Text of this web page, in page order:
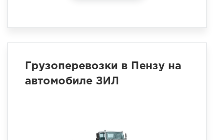
Грузоперевозки в Пензу на
автомобиле ЗИЛ